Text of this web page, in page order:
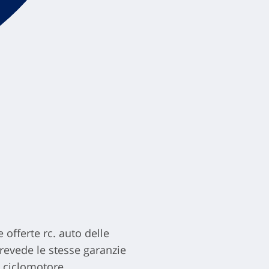
offerte rc. auto delle
le stesse garanzie